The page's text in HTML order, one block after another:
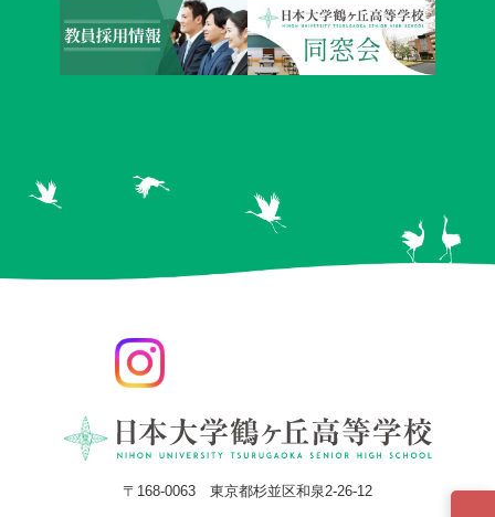
〒168-0063 東京都杉並区和泉2-26-12